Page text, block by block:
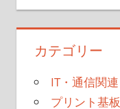
カテゴリー
IT・通信関連
プリント基板